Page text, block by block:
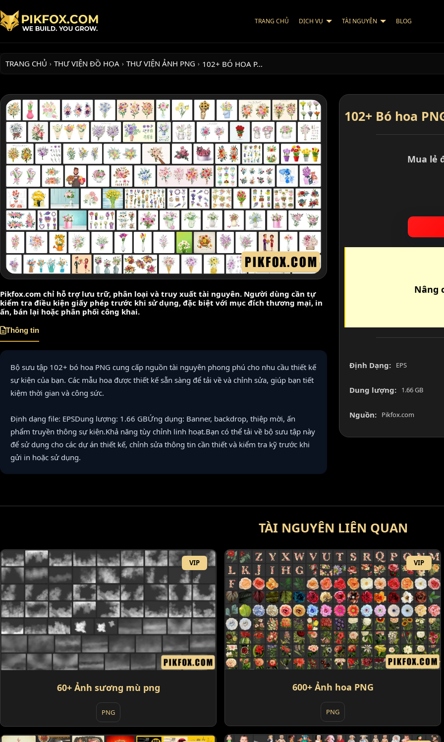
TRANG CHỦ DỊCH VỤ TÀI NGUYÊN BLOG
TRANG CHỦ › THƯ VIỆN ĐỒ HỌA › THƯ VIỆN ẢNH PNG › 102+ BÓ HOA P…
Pikfox.com chỉ hỗ trợ lưu trữ, phân loại và truy xuất tài nguyên. Người dùng cần tự
kiểm tra điều kiện giấy phép trước khi sử dụng, đặc biệt với mục đích thương mại, in
ấn, bán lại hoặc phân phối công khai.
Thông tin
Bộ sưu tập 102+ bó hoa PNG cung cấp nguồn tài nguyên phong phú cho nhu cầu thiết kế
sự kiện của bạn. Các mẫu hoa được thiết kế sẵn sàng để tải về và chỉnh sửa, giúp bạn tiết
kiệm thời gian và công sức.
Định dạng file: EPSDung lượng: 1.66 GBỨng dụng: Banner, backdrop, thiệp mời, ấn
phẩm truyền thông sự kiện.Khả năng tùy chỉnh linh hoạt.Bạn có thể tải về bộ sưu tập này
để sử dụng cho các dự án thiết kế, chỉnh sửa thông tin cần thiết và kiểm tra kỹ trước khi
gửi in hoặc sử dụng.
102+ Bó hoa
Mua lẻ
Nâng
Định Dạng: EPS
Dung lượng: 1.66 GB
Nguồn: Pikfox.com
TÀI NGUYÊN LIÊN QUAN
VIP
60+ Ảnh sương mù png
PNG
VIP
600+ Ảnh hoa PNG
PNG